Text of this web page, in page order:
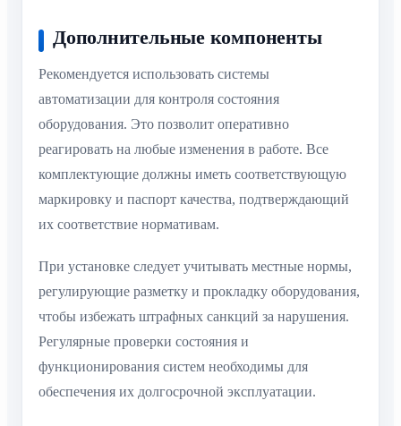
Дополнительные компоненты
Рекомендуется использовать системы
автоматизации для контроля состояния
оборудования. Это позволит оперативно
реагировать на любые изменения в работе. Все
комплектующие должны иметь соответствующую
маркировку и паспорт качества, подтверждающий
их соответствие нормативам.
При установке следует учитывать местные нормы,
регулирующие разметку и прокладку оборудования,
чтобы избежать штрафных санкций за нарушения.
Регулярные проверки состояния и
функционирования систем необходимы для
обеспечения их долгосрочной эксплуатации.